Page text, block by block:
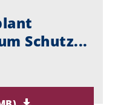
Schutz...